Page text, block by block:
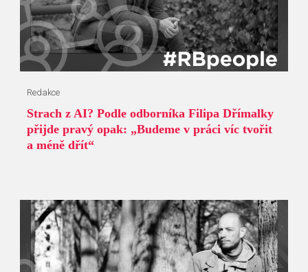
Redakce
Strach z AI? Podle odborníka Filipa Dřímalky
přijde pravý opak: „Budeme v práci víc tvořit
a méně dřít“